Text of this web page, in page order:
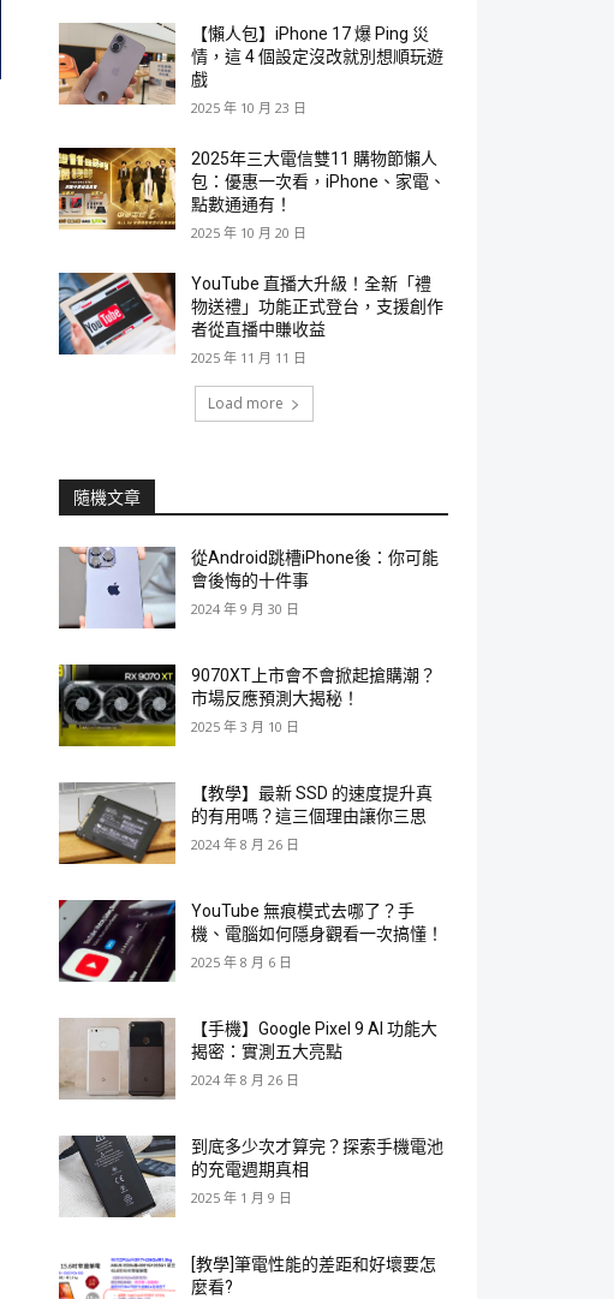
【懶人包】iPhone 17 爆 Ping 災
情，這 4 個設定沒改就別想順玩遊
戲
2025 年 10 月 23 日
2025年三大電信雙11 購物節懶人
包：優惠一次看，iPhone、家電、
點數通通有！
2025 年 10 月 20 日
YouTube 直播大升級！全新「禮
物送禮」功能正式登台，支援創作
者從直播中賺收益
2025 年 11 月 11 日
Load more
隨機文章
從Android跳槽iPhone後：你可能
會後悔的十件事
2024 年 9 月 30 日
9070XT上市會不會掀起搶購潮？
市場反應預測大揭秘！
2025 年 3 月 10 日
【教學】最新 SSD 的速度提升真
的有用嗎？這三個理由讓你三思
2024 年 8 月 26 日
YouTube 無痕模式去哪了？手
機、電腦如何隱身觀看一次搞懂！
2025 年 8 月 6 日
【手機】Google Pixel 9 AI 功能大
揭密：實測五大亮點
2024 年 8 月 26 日
到底多少次才算完？探索手機電池
的充電週期真相
2025 年 1 月 9 日
[教學]筆電性能的差距和好壞要怎
麼看?